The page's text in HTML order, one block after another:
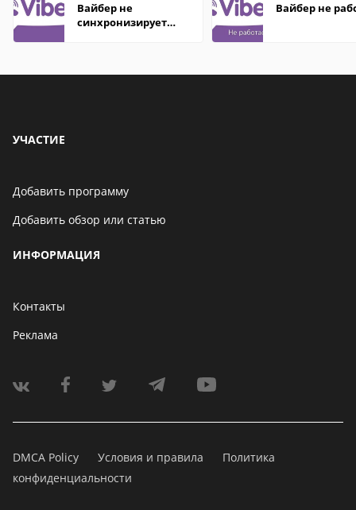
Вайбер не
синхронизирует
Вайбер не
УЧАСТИЕ
Добавить программу
Добавить обзор или статью
ИНФОРМАЦИЯ
Контакты
Реклама
DMCA Policy Условия и правила
Политика
конфиденциальности